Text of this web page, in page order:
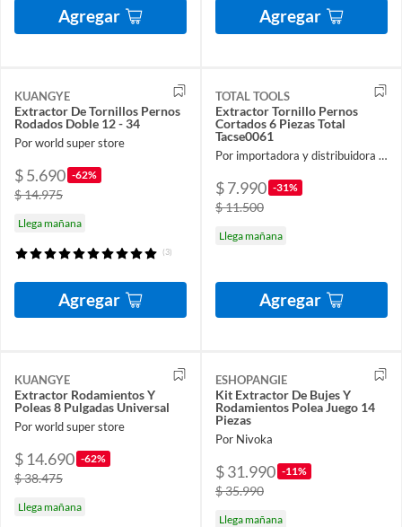
Agregar Agregar
KUANGYE
Extractor De Tornillos Pernos
Rodados Doble 12 - 34
Por world super store
$ 5.690 -62%
$ 14.975
Llega mañana
(3)
Agregar
TOTAL TOOLS
Extractor Tornillo Pernos
Cortados 6 Piezas Total
Tacse0061
Por importadora y distribuidora ferroelectronic spa
$ 7.990 -31%
$ 11.500
Llega mañana
Agregar
KUANGYE
Extractor Rodamientos Y
Poleas 8 Pulgadas Universal
Por world super store
$ 14.690 -62%
$ 38.475
Llega mañana
ESHOPANGIE
Kit Extractor De Bujes Y
Rodamientos Polea Juego 14
Piezas
Por Nivoka
$ 31.990 -11%
$ 35.990
Llega mañana